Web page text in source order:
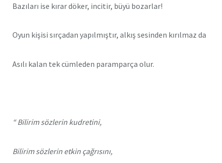
Bazıları ise kırar döker, incitir, büyü bozarlar!
Oyun kişisi sırçadan yapılmıştır, alkış sesinden kırılmaz da
Asılı kalan tek cümleden paramparça olur.
“ Bilirim sözlerin kudretini,
Bilirim sözlerin etkin çağrısını,